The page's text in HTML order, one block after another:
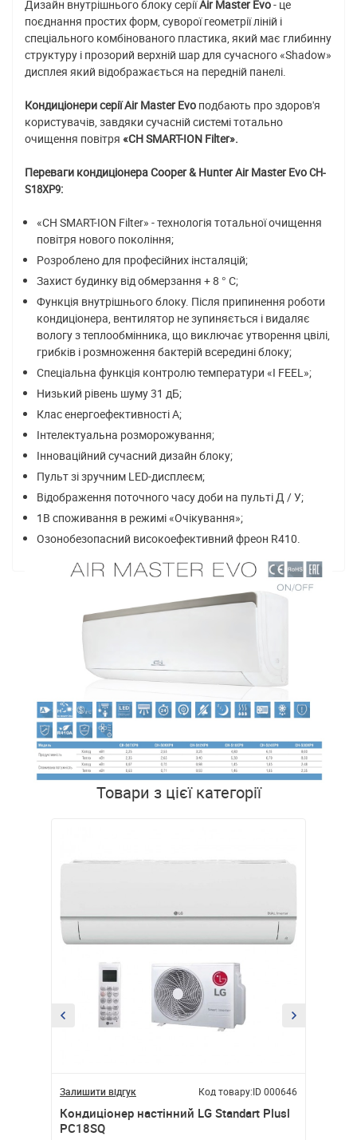
Дизайн внутрішнього блоку серіїAir Master Evo- це
поєднання простих форм, суворої геометрії ліній і
спеціального комбінованого пластика, який має глибинну
структуру і прозорий верхній шар для сучасного «Shadow»
дисплея який відображається на передній панелі.
Кондиціонери серії Air Master Evo подбають про здоров'я
користувачів, завдяки сучасній системі тотально
очищення повітря «CH SMART-ION Filter».
Переваги кондиціонера Cooper & Hunter Air Master EvoCH-
S18XP9:
«CH SMART-ION Filter» - технологія тотальної очищення
повітря нового покоління;
Розроблено для професійних інсталяцій;
Захист будинку від обмерзання + 8 ° C;
Функція внутрішнього блоку. Після припинення роботи
кондиціонера, вентилятор не зупиняється і видаляє
вологу з теплообмінника, що виключає утворення цвілі,
грибків і розмноження бактерій всередині блоку;
Спеціальна функція контролю температури «I FEEL»;
Низький рівень шуму 31 дБ;
Клас енергоефективності А;
Інтелектуальна розморожування;
Інноваційний сучасний дизайн блоку;
Пульт зі зручним LED-дисплеєм;
Відображення поточного часу доби на пульті Д / У;
1В споживання в режимі «Очікування»;
Озонобезопасний високоефективний фреон R410.
Товари з цієї категорії
Залишити відгук Код товару:ID 000646
Кондиціонер настінний LG Standart Plusl
PC18SQ